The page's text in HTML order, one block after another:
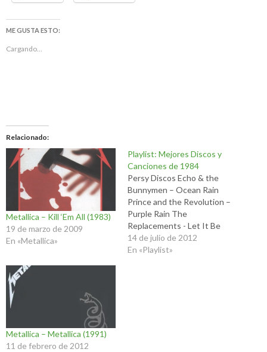
ME GUSTA ESTO:
Cargando...
Relacionado
Metallica – Kill ‘Em All (1983)
19 de marzo de 2009
En «Metallica»
Playlist: Mejores Discos y
Canciones de 1984
Persy Discos Echo & the
Bunnymen – Ocean Rain
Prince and the Revolution –
Purple Rain The
Replacements - Let It Be
Cocteau Twins - Treasure U2
– The Unforgettable Fire Art
14 de julio de 2012
En «Playlist»
Metallica – Metallica (1991)
11 de febrero de 2012